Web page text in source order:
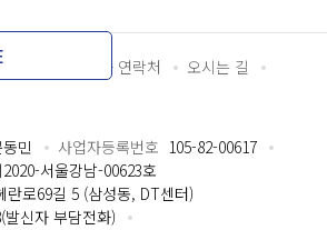
약관 담당자 연락처
오시는 길
민 사업자등록번호 105-82-00617
서울강남-00623호
란로69길 5 (삼성동, DT센터)
발신자 부담전화)